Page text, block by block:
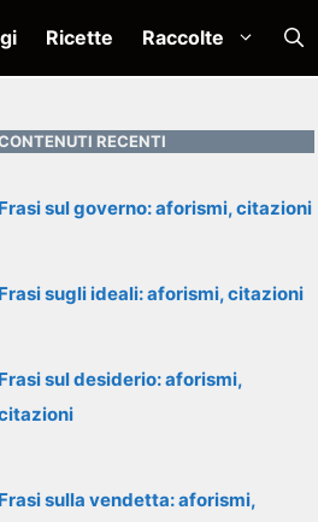
Ricette Raccolte
RECENTI
Frasi sul governo: aforismi, citazioni
Frasi sugli ideali: aforismi, citazioni
Frasi sul desiderio: aforismi,
Frasi sulla vendetta: aforismi,